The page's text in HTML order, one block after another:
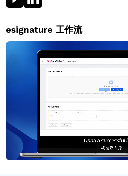
esignature 工作流